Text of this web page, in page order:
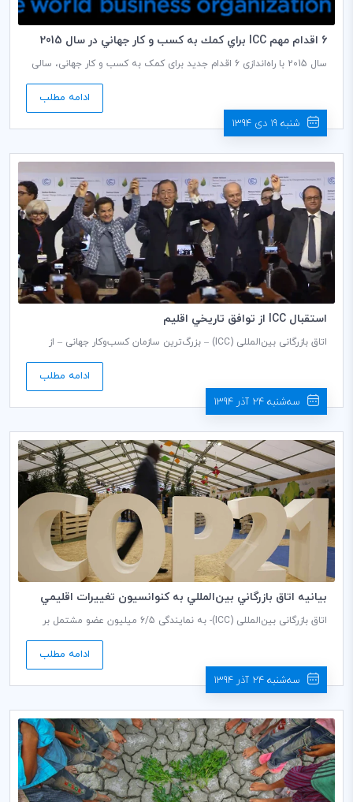
6 اقدام مهم ICC براي كمك به كسب و كار جهاني در سال 2015
سال 2015 با راه‌اندازی 6 اقدام جدید برای کمک به کسب و کار جهانی، سالی
سال 2016، به مرور اقدامات مهمی می‌پردازیم که ICC برای کمک به کسب
ادامه مطلب
شنبه 19 دی 1394
استقبال ICC از توافق تاريخي اقليم
اتاق بازرگانی بین‌المللی (ICC) – بزرگ‌ترین سازمان کسب‌وکار جهانی – از
ادامه مطلب
سه‌شنبه 24 آذر 1394
بيانيه اتاق بازرگاني بين‌المللي به كنوانسيون تغييرات اقليمي
سازمان ملل
اتاق بازرگانی بین‌المللی (ICC)- به نمایندگی 6/5 میلیون عضو مشتمل بر
بیانیه‌ای، خواستار توجه کنوانسیون تغییرات اقلیمی سازمان ملل به
دسامبر 2015 شده است. در متن این بیانیه، آمده است:
ادامه مطلب
سه‌شنبه 24 آذر 1394